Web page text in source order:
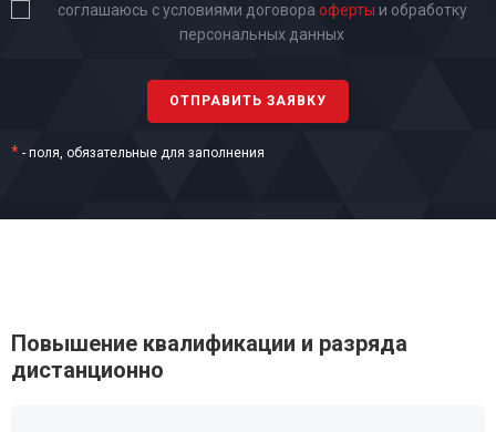
соглашаюсь с условиями договора оферты и обработку
персональных данных
* - поля, обязательные для заполнения
Повышение квалификации и разряда
дистанционно